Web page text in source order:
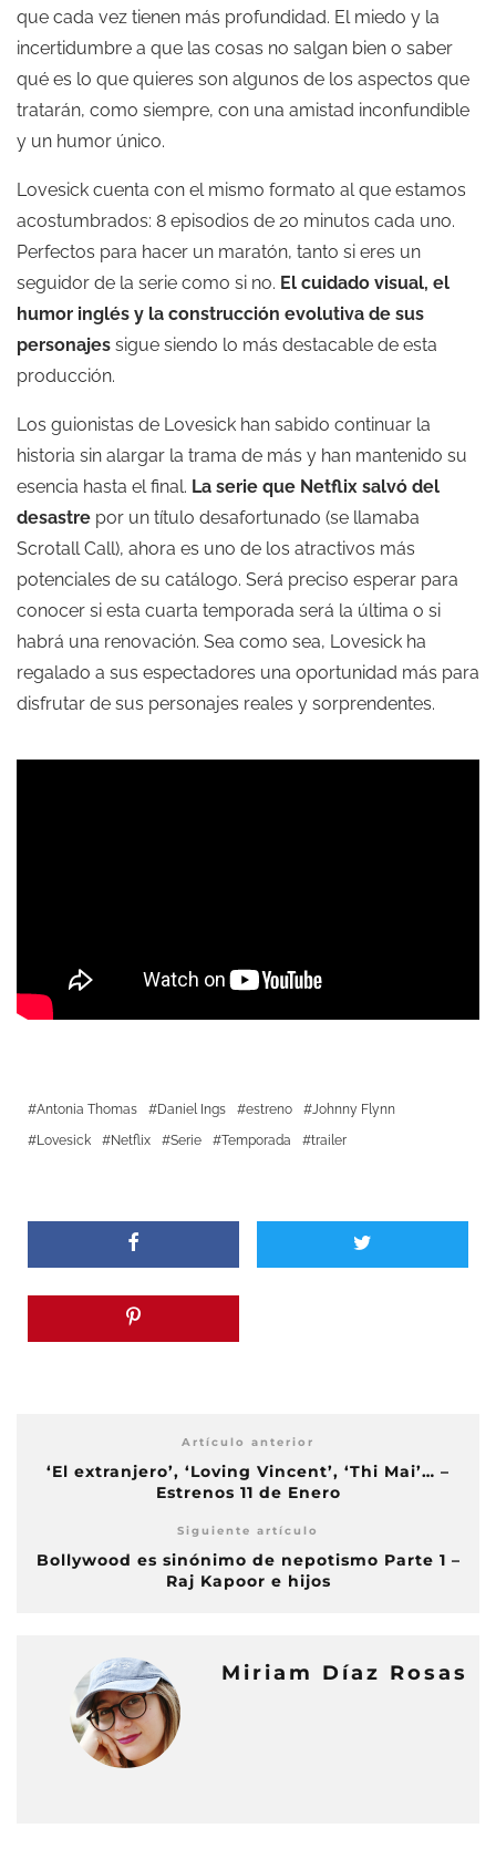
que cada vez tienen más profundidad. El miedo y la
incertidumbre a que las cosas no salgan bien o saber
qué es lo que quieres son algunos de los aspectos que
tratarán, como siempre, con una amistad inconfundible
y un humor único.
Lovesick cuenta con el mismo formato al que estamos
acostumbrados: 8 episodios de 20 minutos cada uno.
Perfectos para hacer un maratón, tanto si eres un
seguidor de la serie como si no. El cuidado visual, el
humor inglés y la construcción evolutiva de sus
personajes sigue siendo lo más destacable de esta
producción.
Los guionistas de Lovesick han sabido continuar la
historia sin alargar la trama de más y han mantenido su
esencia hasta el final. La serie que Netflix salvó del
desastre por un título desafortunado (se llamaba
Scrotall Call), ahora es uno de los atractivos más
potenciales de su catálogo. Será preciso esperar para
conocer si esta cuarta temporada será la última o si
habrá una renovación. Sea como sea, Lovesick ha
regalado a sus espectadores una oportunidad más para
disfrutar de sus personajes reales y sorprendentes.
Antonia Thomas Daniel Ings estreno
Johnny Flynn
Lovesick
Netflix Serie Temporada trailer
Artículo anterior
‘El extranjero’, ‘Loving Vincent’, ‘Thi Mai’… –
Estrenos 11 de Enero
Siguiente artículo
Bollywood es sinónimo de nepotismo Parte 1 –
Raj Kapoor e hijos
Miriam Díaz Rosas